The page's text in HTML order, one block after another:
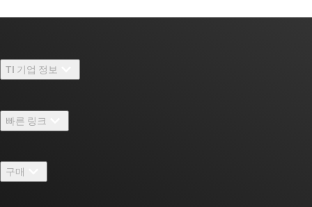
TI 기업 정보
채용
뉴스룸
빠른 링크
TI E2E™ 설계 지원 포럼
구매